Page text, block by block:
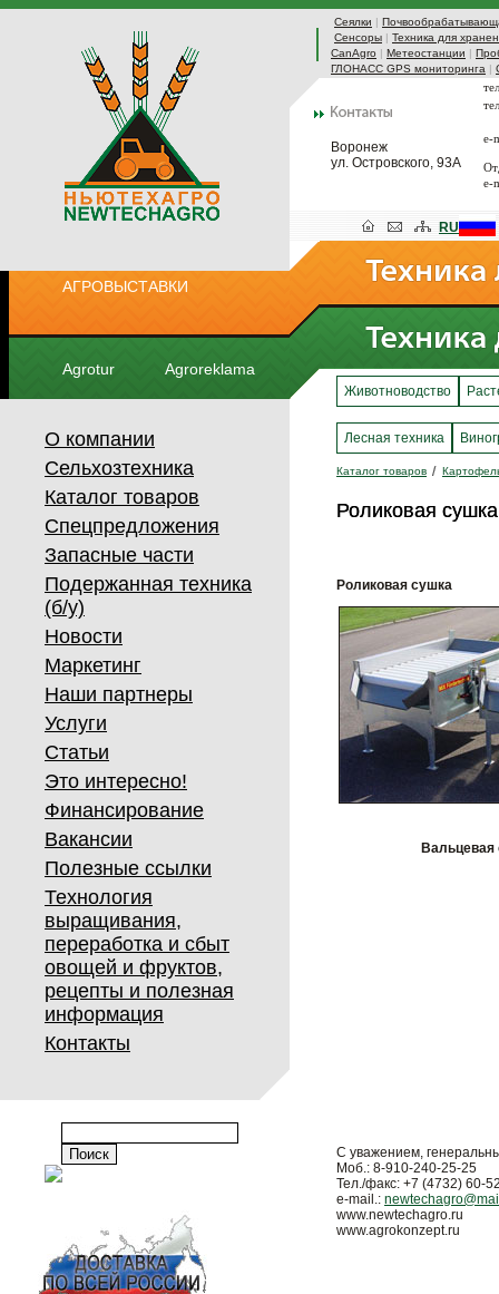
Сеялки |
Сенсоры | Техника для
CanAgro | Метеостанции |
ГЛОНАСС GPS мониторинга |
Воронеж
ул. Островского, 93А
e-
e-
АГРОВЫСТАВКИ
Agrotur Agroreklama
RU
О компании
Сельхозтехника
Каталог товаров
Спецпредложения
Запасные части
Подержанная техника
(б/у)
Новости
Маркетинг
Наши партнеры
Услуги
Статьи
Это интересно!
Финансирование
Вакансии
Полезные ссылки
Технология
выращивания,
переработка и сбыт
овощей и фруктов,
рецепты и полезная
информация
Контакты
Животноводство
Лесная техника
Каталог товаров
Роликовая сушка
Роликовая сушка
Роликовая сушка
С уважением,
Моб.: 8-910-240-25-25
Тел./факс: +7 (4732) 60-
e-mail.:
www.newtechagro.ru
www.agrokonzept.ru